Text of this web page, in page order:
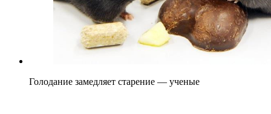
Голодание замедляет старение — ученые